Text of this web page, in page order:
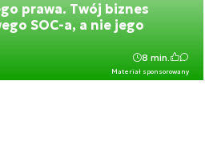
prawa. Twój biznes
SOC-a, a nie jego
Materiał sponsorowany
8 min.